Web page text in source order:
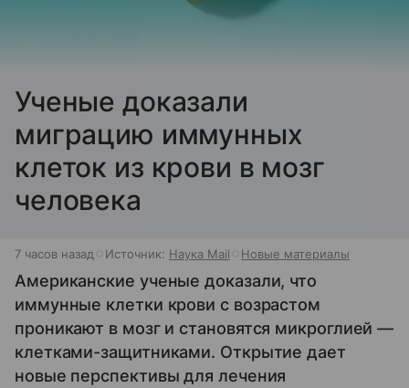
Ученые доказали
миграцию иммунных
клеток из крови в мозг
человека
7 часов назад Источник: Наука Mail Новые материалы
Американские ученые доказали, что
иммунные клетки крови с возрастом
проникают в мозг и становятся микроглией —
клетками-защитниками. Открытие дает
новые перспективы для лечения